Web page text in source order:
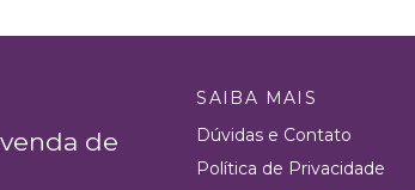
de
SAIBA MAIS
Dúvidas e Contato
Política de Privacidade